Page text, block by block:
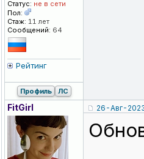
Статус: не в сети
Пол:
Стаж: 11 лет
Сообщений: 64
Рейтинг
Профиль ЛС
FitGirl 26-Авг-